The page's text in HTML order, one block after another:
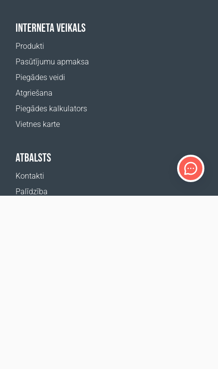
INTERNETA VEIKALS
Produkti
Pasūtījumu apmaksa
Piegādes veidi
Atgriešana
Piegādes kalkulators
Vietnes karte
ATBALSTS
Kontakti
Palīdzība